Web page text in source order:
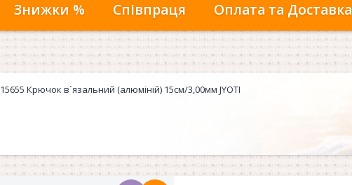
Знижки % Співпраця Оплата та Доставка
15655 Крючок в`язальний (алюміній) 15см/3,00мм JYOTI